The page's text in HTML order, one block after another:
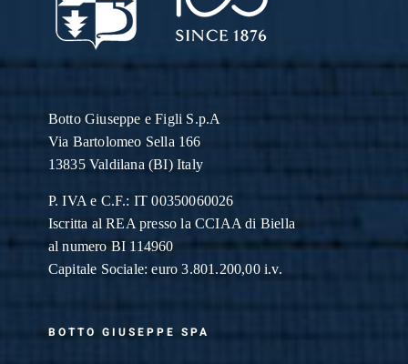
Botto Giuseppe e Figli S.p.A
Via Bartolomeo Sella 166
13835 Valdilana (BI) Italy
P. IVA e C.F.: IT 00350060026
Iscritta al REA presso la CCIAA di Biella
al numero BI 114960
Capitale Sociale: euro 3.801.200,00 i.v.
BOTTO GIUSEPPE SPA